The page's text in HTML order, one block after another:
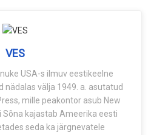
VES
USA-s ilmuv eestikeelne
nädalas välja 1949. a. asutatud
mille peakontor asub New
Sõna kajastab Ameerika eesti
seda ka järgnevatele